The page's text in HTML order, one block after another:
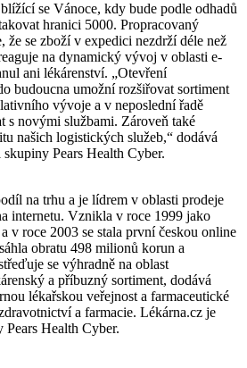
se Vánoce, kdy bude podle odhadů
hranici 5000. Propracovaný
že se zboží v expedici nezdrží déle než
na dynamický vývoj v oblasti e-
ani lékárenství. „Otevření
budoucna umožní rozšiřovat sortiment
vývoje a v neposlední řadě
s novými službami. Zároveň také
našich logistických služeb,“ dodává
Pears Health Cyber.
na trhu a je lídrem v oblasti prodeje
internetu. Vznikla v roce 1999 jako
v roce 2003 se stala první českou online
obratu 498 milionů korun a
se výhradně na oblast
a příbuzný sortiment, dodává
lékařskou veřejnost a farmaceutické
a farmacie. Lékárna.cz je
Pears Health Cyber.